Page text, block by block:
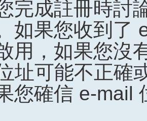
完成註冊時討
如果您收到了
用，如果您沒
址可能不正確
您確信 e-mail